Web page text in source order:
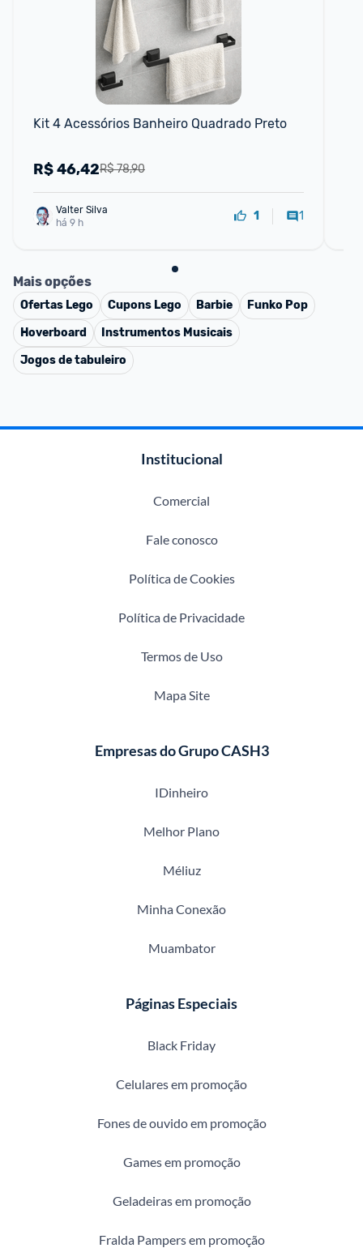
Kit 4 Acessórios Banheiro Quadrado Preto
R$ 78,90
R$46,42
Valter Silva
há 9 h
1 1
Mais opções
Ofertas Lego Cupons Lego Barbie
Funko Pop
Hoverboard
Instrumentos Musicais
Jogos de tabuleiro
Institucional
Comercial
Fale conosco
Política de Cookies
Política de Privacidade
Termos de Uso
Mapa Site
Empresas do Grupo CASH3
IDinheiro
Melhor Plano
Méliuz
Minha Conexão
Muambator
Páginas Especiais
Black Friday
Celulares em promoção
Fones de ouvido em promoção
Games em promoção
Geladeiras em promoção
Fralda Pampers em promoção